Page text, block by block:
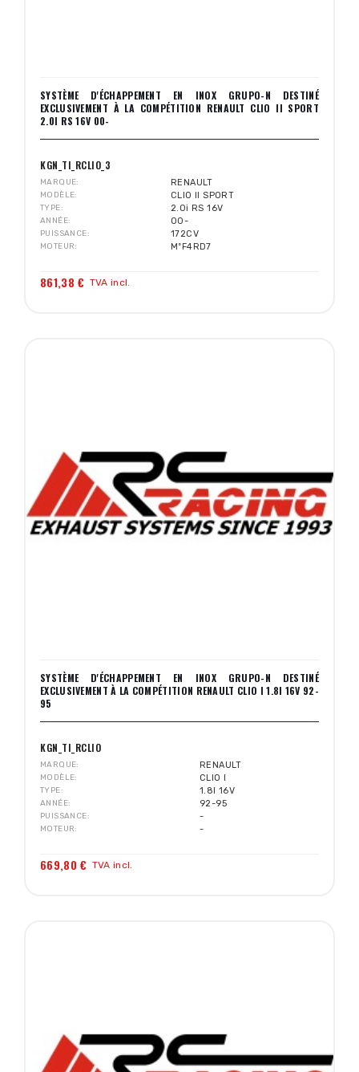
SYSTÈME D'ÉCHAPPEMENT EN INOX GRUPO-N DESTINÉ
EXCLUSIVEMENT À LA COMPÉTITION RENAULT CLIO II SPORT
2.0I RS 16V 00-
KGN_TI_RCLIO_3
MARQUE RENAULT
MODÈLE CLIO II SPORT
TYPE 2.0i RS 16V
ANNÉE 00-
PUISSANCE 172CV
MOTEUR MºF4RD7
861,38 € TVA incl.
SYSTÈME D'ÉCHAPPEMENT EN INOX GRUPO-N DESTINÉ
EXCLUSIVEMENT À LA COMPÉTITION RENAULT CLIO I 1.8I 16V 92-
95
KGN_TI_RCLIO
MARQUE RENAULT
MODÈLE CLIO I
TYPE 1.8I 16V
ANNÉE 92-95
PUISSANCE -
MOTEUR -
669,80 € TVA incl.